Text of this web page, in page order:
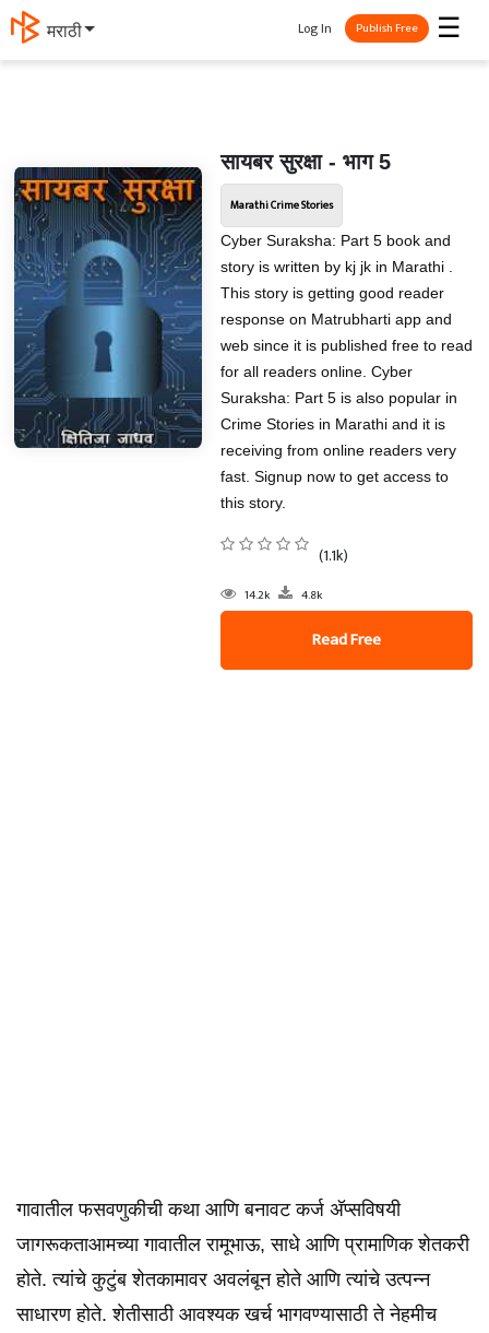
मराठी ☰
Log In Publish Free
सायबर सुरक्षा - भाग 5
Marathi Crime Stories
Cyber Suraksha: Part 5 book and
story is written by kj jk in Marathi .
This story is getting good reader
response on Matrubharti app and
web since it is published free to read
for all readers online. Cyber
Suraksha: Part 5 is also popular in
Crime Stories in Marathi and it is
receiving from online readers very
fast. Signup now to get access to
this story.
(1.1k)
14.2k 4.8k
Read Free
गावातील फसवणुकीची कथा आणि बनावट कर्ज अ‍ॅप्सविषयी
जागरूकताआमच्या गावातील रामूभाऊ, साधे आणि प्रामाणिक शेतकरी
होते. त्यांचे कुटुंब शेतकामावर अवलंबून होते आणि त्यांचे उत्पन्न
साधारण होते. शेतीसाठी आवश्यक खर्च भागवण्यासाठी ते नेहमीच